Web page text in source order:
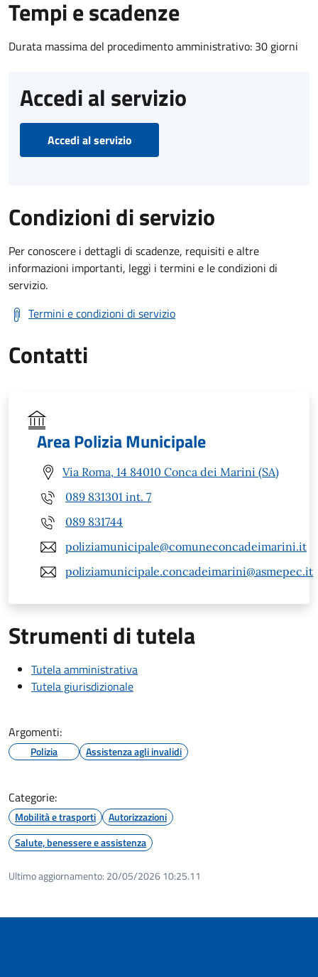
Tempi e scadenze
Durata massima del procedimento amministrativo: 30 giorni
Accedi al servizio
Accedi al servizio
Condizioni di servizio
Per conoscere i dettagli di scadenze, requisiti e altre
informazioni importanti, leggi i termini e le condizioni di
servizio.
Termini e condizioni di servizio
Contatti
Area Polizia Municipale
Via Roma, 14 84010 Conca dei Marini (SA)
089 831301 int. 7
089 831744
poliziamunicipale@comuneconcadeimarini.it
poliziamunicipale.concadeimarini@asmepec.it
Strumenti di tutela
Tutela amministrativa
Tutela giurisdizionale
Argomenti:
Polizia Assistenza agli invalidi
Categorie:
Mobilità e trasporti
Autorizzazioni
Salute, benessere e assistenza
Ultimo aggiornamento: 20/05/2026 10:25.11